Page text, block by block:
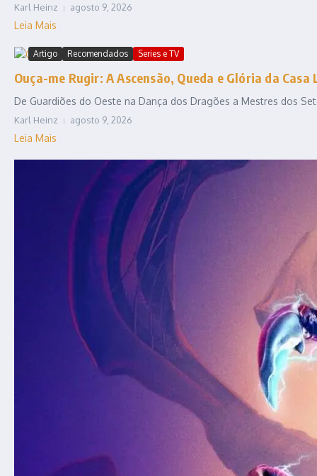
Karl Heinz agosto 9, 2026
Leia Mais
Artigo Recomendados Series e TV
Ouça-me Rugir: A Ascensão, Queda e Glória da
De Guardiões do Oeste na Dança dos Dragões a Mestres dos
Karl Heinz agosto 9, 2026
Leia Mais